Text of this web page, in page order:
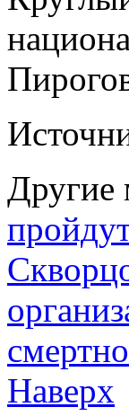
Другие
Наверх